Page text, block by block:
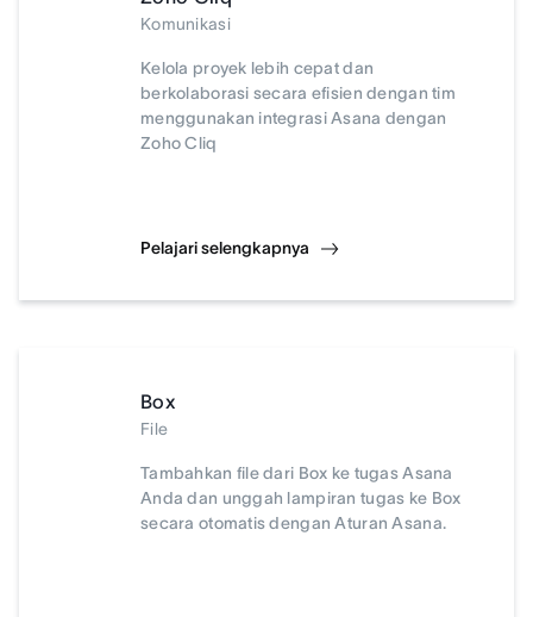
Komunikasi
Kelola proyek lebih cepat dan
berkolaborasi secara efisien dengan tim
menggunakan integrasi Asana dengan
Zoho Cliq
Pelajari selengkapnya
Box
File
Tambahkan file dari Box ke tugas Asana
Anda dan unggah lampiran tugas ke Box
secara otomatis dengan Aturan Asana.